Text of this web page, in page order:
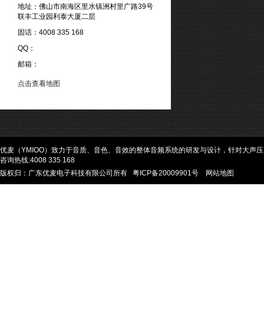
地址：佛山市南海区里水镇洲村里广路39号
联丰工业园利泰大厦二层
固话：4008 335 168
QQ：
邮箱：
点击查看地图
优麦（YMIOO）致力于音质、音色、音效的整体音频系统的研发与设计，针对大
咨询热线:4008 335 168
版权归：广东优麦电子科技有限公司所有 粤ICP备20009901号 网站地图